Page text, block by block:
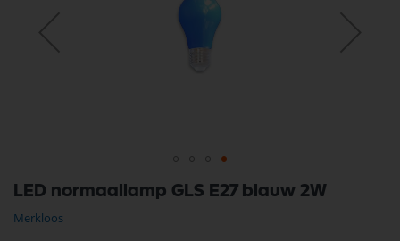
LED normaallamp GLS E27 blauw 2W
Merkloos
naar
het
begin